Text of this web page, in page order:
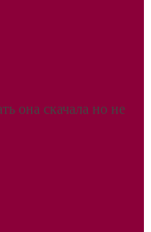
она скачала но не